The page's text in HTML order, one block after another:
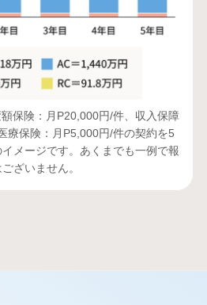
保険：月P20,000円/件、収入保障
療保険：月P5,000円/件の契約を5
メージです。あくまでも一例で報
ざいません。